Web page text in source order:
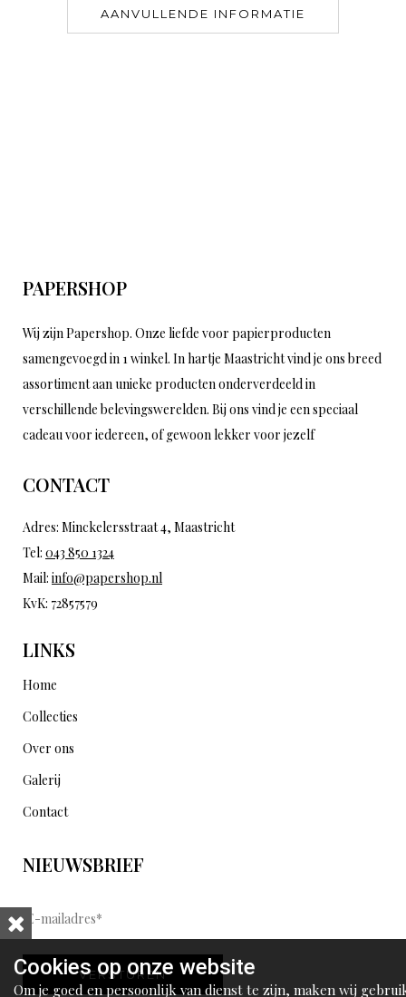
AANVULLENDE INFORMATIE
PAPERSHOP
Wij zijn Papershop. Onze liefde voor papierproducten
samengevoegd in 1 winkel. In hartje Maastricht vind je ons breed
assortiment aan unieke producten onderverdeeld in
verschillende belevingswerelden. Bij ons vind je een speciaal
cadeau voor iedereen, of gewoon lekker voor jezelf
CONTACT
Adres: Minckelersstraat 4, Maastricht
Tel: 043 850 1324
Mail: info@papershop.nl
KvK: 72857579
LINKS
Home
Collecties
Over ons
Galerij
Contact
NIEUWSBRIEF
E
-
m
a
VERSTUREN
Cookies op onze website
Om je goed en persoonlijk van dienst te zijn, maken wij